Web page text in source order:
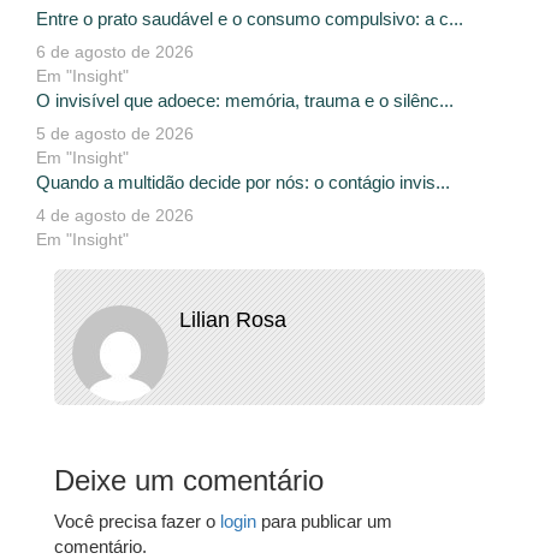
Entre o prato saudável e o consumo compulsivo: a c...
6 de agosto de 2026
Em "Insight"
O invisível que adoece: memória, trauma e o silênc...
5 de agosto de 2026
Em "Insight"
Quando a multidão decide por nós: o contágio invis...
4 de agosto de 2026
Em "Insight"
Lilian Rosa
Deixe um comentário
Você precisa fazer o login para publicar um
comentário.